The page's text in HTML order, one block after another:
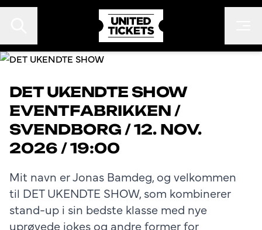
EVENTS
FESTIVALER
FAN TO FAN
ARRANGØR
DET UKENDTE SHOW
EVENTFABRIKKEN /
SVENDBORG / 12. NOV.
2026 / 19:00
Mit navn er Jonas Bamdeg, og velkommen
til DET UKENDTE SHOW, som kombinerer
stand-up i sin bedste klasse med nye
uprøvede jokes og andre former for